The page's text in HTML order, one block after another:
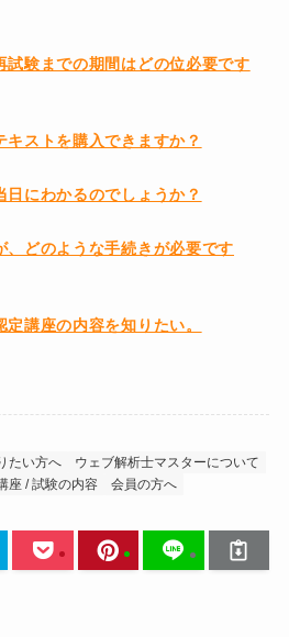
試験までの期間はどの位必要です
キストを購入できますか？
日にわかるのでしょうか？
、どのような手続きが必要です
講座の内容を知りたい。
たい方へ
ウェブ解析士マスターについて
座 / 試験の内容 会員の方へ